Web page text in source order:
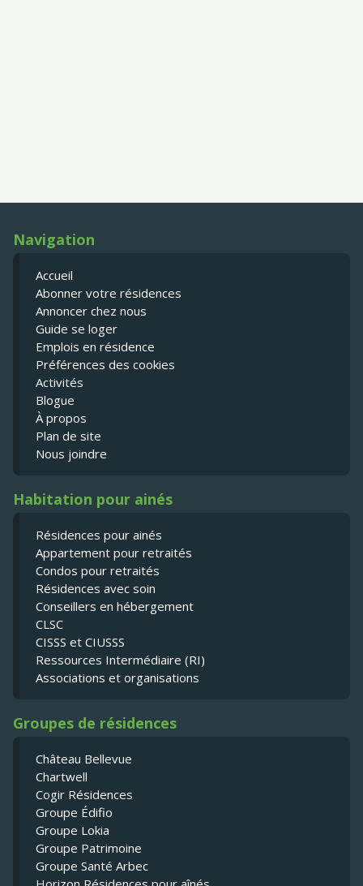
Navigation
Accueil
Abonner votre résidences
Annoncer chez nous
Guide se loger
Emplois en résidence
Préférences des cookies
Activités
Blogue
À propos
Plan de site
Nous joindre
Habitation pour ainés
Résidences pour ainés
Appartement pour retraités
Condos pour retraités
Résidences avec soin
Conseillers en hébergement
CLSC
CISSS et CIUSSS
Ressources Intermédiaire (RI)
Associations et organisations
Groupes de résidences
Château Bellevue
Chartwell
Cogir Résidences
Groupe Édifio
Groupe Lokia
Groupe Patrimoine
Groupe Santé Arbec